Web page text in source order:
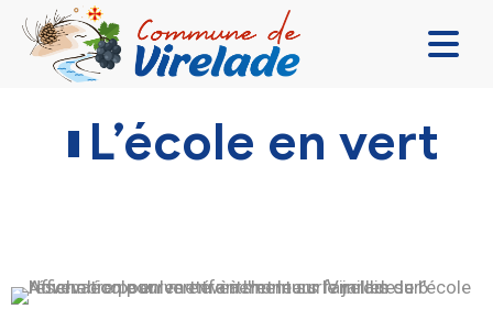
VIVRE ENSEMBLE
CONTACT
L’école en vert